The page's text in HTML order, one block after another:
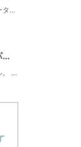
東京都心のウォーターフロントに位置し、都内全域へのアクセスへも便利なコンラッド東京は、銀座や新橋へ徒歩圏内、明治神宮や浅草、六本木などの観光・ショッピングエリアにもアクセス至便。また、東京駅まで10分、羽田空港まで25分、丸の内などの主要ビジネス街へのアクセスにも優れ、ビジネスにも最適のロケーションです。
ペット＆スパホテル伊豆高原
ペット同伴ホテル。 快適な施設と癒しの温泉、京風懐石をご堪能ください。